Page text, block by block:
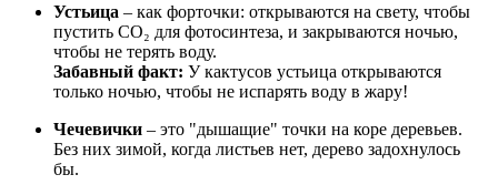
Устьица – как форточки: открываются на свету, чтобы
пустить CO₂ для фотосинтеза, и закрываются ночью,
чтобы не терять воду.
Забавный факт: У кактусов устьица открываются
только ночью, чтобы не испарять воду в жару!
Чечевички – это "дышащие" точки на коре деревьев.
Без них зимой, когда листьев нет, дерево задохнулось
бы.